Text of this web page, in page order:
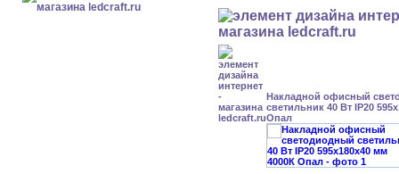
Накладной офисный
светильник 40 Вт IP20
Опал